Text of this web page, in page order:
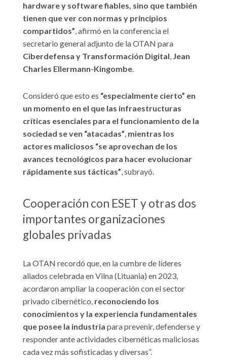
hardware y software fiables, sino que también
tienen que ver con normas y principios
compartidos”, afirmó en la conferencia el
secretario general adjunto de la OTAN para
Ciberdefensa y Transformación Digital, Jean
Charles Ellermann-Kingombe.
Consideró que esto es “especialmente cierto” en
un momento en el que las infraestructuras
críticas esenciales para el funcionamiento de la
sociedad se ven “atacadas”, mientras los
actores maliciosos “se aprovechan de los
avances tecnológicos para hacer evolucionar
rápidamente sus tácticas”, subrayó.
Cooperación con ESET y otras dos
importantes organizaciones
globales privadas
La OTAN recordó que, en la cumbre de líderes
aliados celebrada en Vilna (Lituania) en 2023,
acordaron ampliar la cooperación con el sector
privado cibernético, reconociendo los
conocimientos y la experiencia fundamentales
que posee la industria para prevenir, defenderse y
responder ante actividades cibernéticas maliciosas
cada vez más sofisticadas y diversas”.